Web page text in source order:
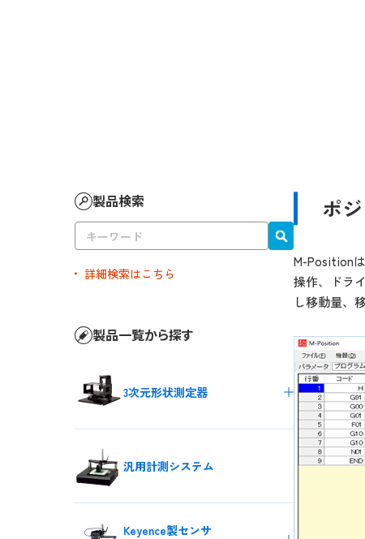
製品検索
詳細検索はこちら
製品一覧から探す
3次元形状測定器
非接触厚み測定システム
汎用計測システム
Keyence製センサ
ポ
M-Position
操作、ドラ
し移動量、